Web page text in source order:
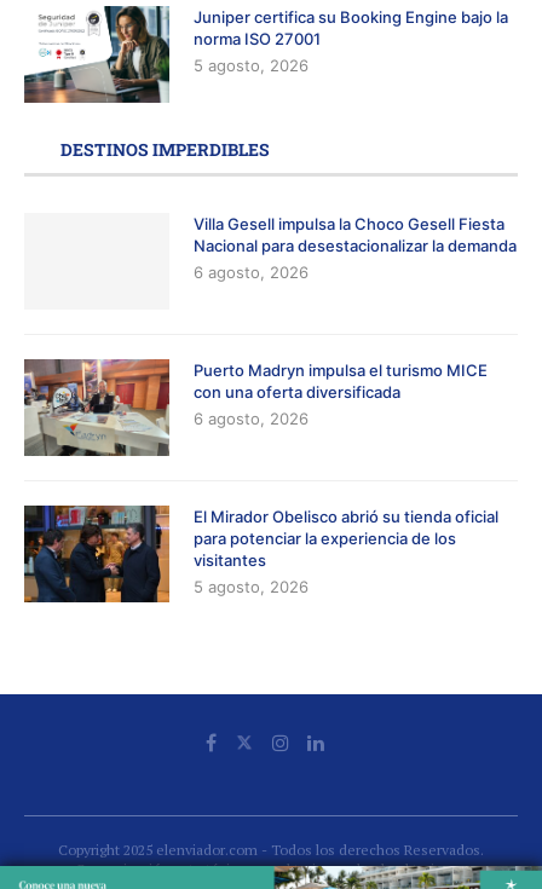
Juniper certifica su Booking Engine bajo la
norma ISO 27001
5 agosto, 2026
DESTINOS IMPERDIBLES
Villa Gesell impulsa la Choco Gesell Fiesta
Nacional para desestacionalizar la demanda
6 agosto, 2026
Puerto Madryn impulsa el turismo MICE
con una oferta diversificada
6 agosto, 2026
El Mirador Obelisco abrió su tienda oficial
para potenciar la experiencia de los
visitantes
5 agosto, 2026
Copyright 2025 elenviador.com - Todos los derechos Reservados.
Comunicación estratégica para el turismo, desde el turismo.